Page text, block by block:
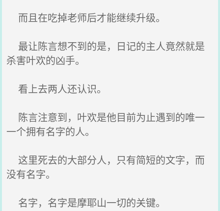
而且在吃掉老师后才能继续升级。
最让陈言想不到的是，日记的主人竟然就是
杀害叶欢的凶手。
看上去两人还认识。
陈言注意到，叶欢是他目前为止遇到的唯一
一个拥有名字的人。
这里死去的大部分人，只有简短的文字，而
没有名字。
名字，名字是摩耶山一切的关键。